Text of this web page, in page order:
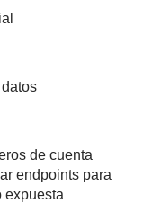
de cuenta
endpoints para
expuesta